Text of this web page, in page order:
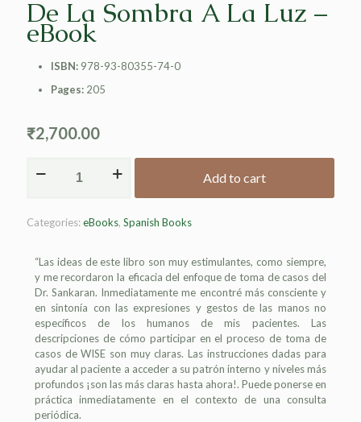
De La Sombra A La Luz –
eBook
ISBN: 978-93-80355-74-0
Pages: 205
₹2,700.00
Add to cart
Alternative:
Categories:eBooks, Spanish Books
“Las ideas de este libro son muy estimulantes, como siempre,
y me recordaron la eficacia del enfoque de toma de casos del
Dr. Sankaran. Inmediatamente me encontré más consciente y
en sintonía con las expresiones y gestos de las manos no
específicos de los humanos de mis pacientes. Las
descripciones de cómo participar en el proceso de toma de
casos de WISE son muy claras. Las instrucciones dadas para
ayudar al paciente a acceder a su patrón interno y niveles más
profundos ¡son las más claras hasta ahora!. Puede ponerse en
práctica inmediatamente en el contexto de una consulta
periódica.